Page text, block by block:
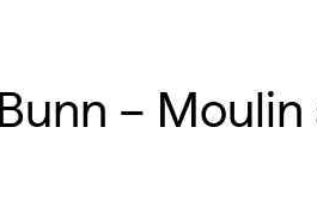
– Moulin